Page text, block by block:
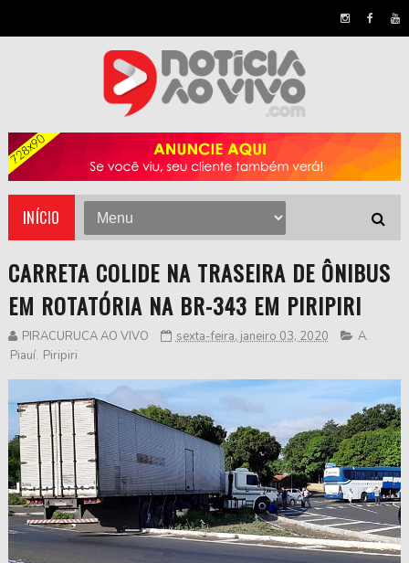
INÍCIO
CARRETA COLIDE NA TRASEIRA DE ÔNIBUS
EM ROTATÓRIA NA BR-343 EM PIRIPIRI
PIRACURUCA AO VIVO sexta-feira, janeiro 03, 2020 A,
Piauí, Piripiri